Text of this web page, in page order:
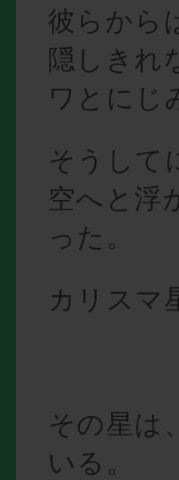
彼らから
隠しきれ
ワとにじ
そうして
空へと浮
った。
カリスマ
その星は
いる。